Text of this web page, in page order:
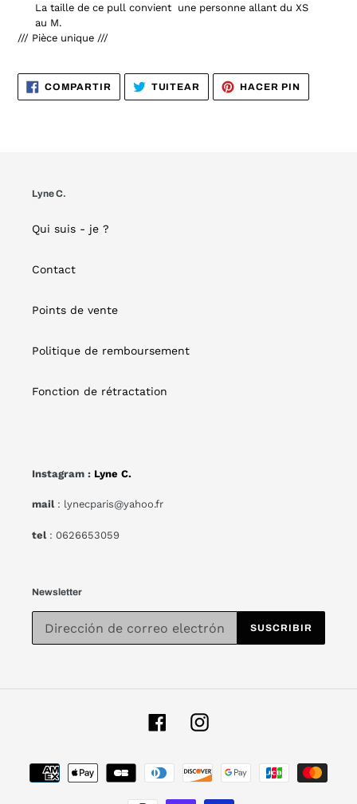
La taille de ce pull convient une personne allant du XS
au M.
/// Pièce unique ///
COMPARTIRCOMPARTIR
EN
FACEBOOK
TUITEAR TUITEAR
TWITTER
HACER PINPINEAR
EN
Lyne C.
Qui suis - je ?
Contact
Points de vente
Politique de remboursement
Fonction de rétractation
Instagram : Lyne C.
mail : lynecparis@yahoo.fr
tel : 0626653059
Newsletter
SUSCRIBIR
FacebookInstagram
Métodos
de